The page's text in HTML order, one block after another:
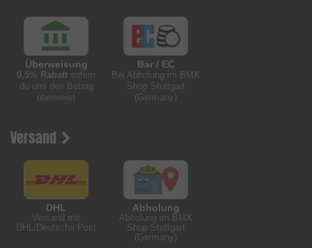
Überweisung
0,5% Rabatt sofern
du uns den Betrag
überweist
Bar / EC
Bei Abholung im BMX
Shop Stuttgart
(Germany)
Versand
DHL
Versand mit
DHL/Deutsche Post
Abholung
Abholung im BMX
Shop Stuttgart
(Germany)